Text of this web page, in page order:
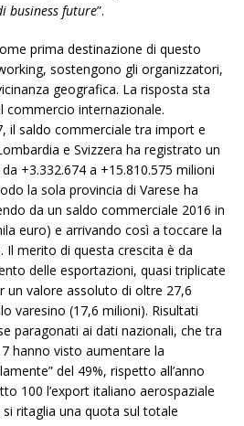
business future”.
prima destinazione di questo
sostengono gli organizzatori,
geografica. La risposta sta
commercio internazionale.
il saldo commerciale tra import e
e Svizzera ha registrato un
+3.332.674 a +15.810.575 milioni
la sola provincia di Varese ha
da un saldo commerciale 2016 in
euro) e arrivando così a toccare la
Il merito di questa crescita è da
delle esportazioni, quasi triplicate
un valore assoluto di oltre 27,6
varesino (17,6 milioni). Risultati
paragonati ai dati nazionali, che tra
hanno visto aumentare la
del 49%, rispetto all’anno
100 l’export italiano aerospaziale
ritaglia una quota sul totale